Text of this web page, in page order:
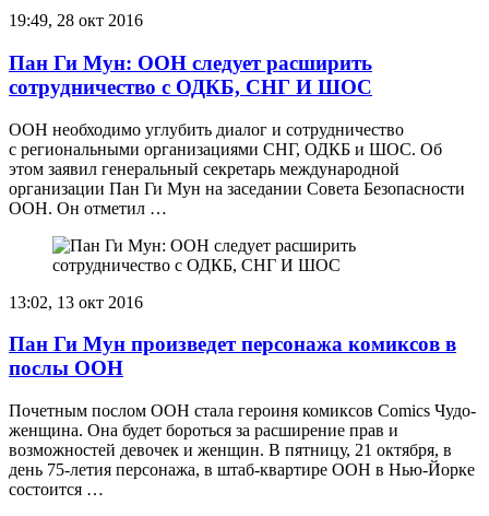
19:49, 28 окт 2016
Пан Ги Мун: ООН следует расширить
сотрудничество с ОДКБ, СНГ И ШОС
ООН необходимо углубить диалог и сотрудничество
с региональными организациями СНГ, ОДКБ и ШОС. Об
этом заявил генеральный секретарь международной
организации Пан Ги Мун на заседании Совета Безопасности
ООН. Он отметил …
13:02, 13 окт 2016
Пан Ги Мун произведет персонажа комиксов в
послы ООН
Почетным послом ООН стала героиня комиксов Comics Чудо-
женщина. Она будет бороться за расширение прав и
возможностей девочек и женщин. В пятницу, 21 октября, в
день 75-летия персонажа, в штаб-квартире ООН в Нью-Йорке
состоится …